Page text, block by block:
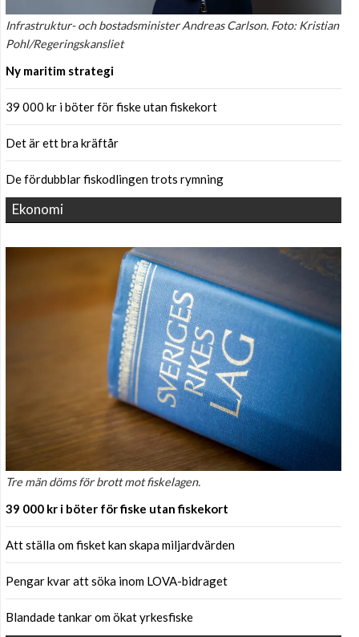
Infrastruktur- och bostadsminister Andreas Carlson. Foto: Kristian
Pohl/Regeringskansliet
Ny maritim strategi
39 000 kr i böter för fiske utan fiskekort
Det är ett bra kräftår
De fördubblar fiskodlingen trots rymning
Ekonomi
Tre män döms för brott mot fiskelagen.
39 000 kr i böter för fiske utan fiskekort
Att ställa om fisket kan skapa miljardvärden
Pengar kvar att söka inom LOVA-bidraget
Blandade tankar om ökat yrkesfiske